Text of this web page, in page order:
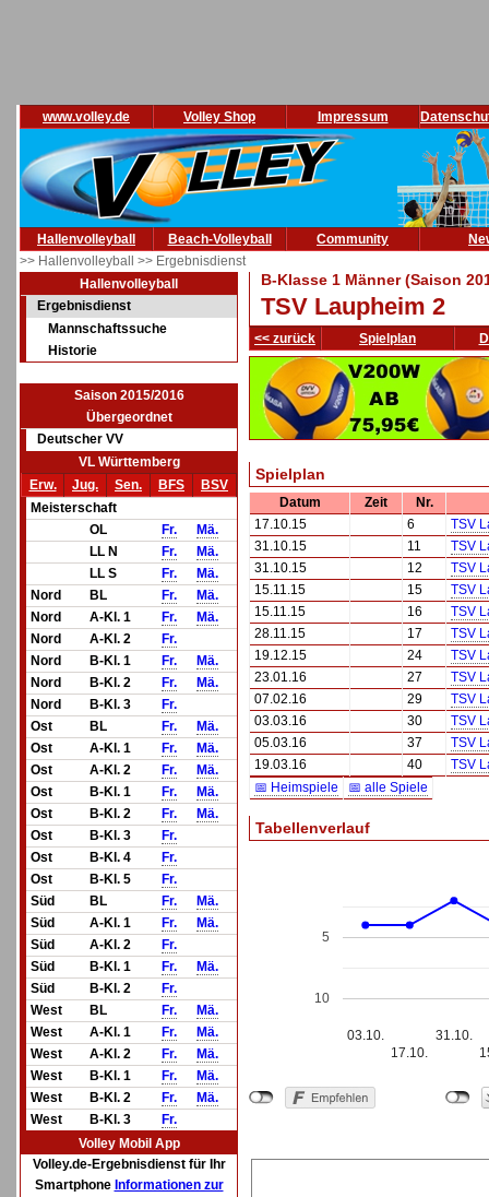
www.volley.de Volley Shop Impressum
Hallenvolleyball Beach-Volleyball Community
>> Hallenvolleyball >> Ergebnisdienst
Hallenvolleyball
Ergebnisdienst
Mannschaftssuche
Historie
Saison 2015/2016
Übergeordnet
Deutscher VV
VL Württemberg
Erw.
Jug. Sen. BFS
BSV
Meisterschaft
OL
Fr.
Mä.
LL N
Fr.
Mä.
LL S
Fr.
Mä.
Nord
BL Fr.
Mä.
Nord
A-Kl. 1 Fr.
Mä.
Nord
A-Kl. 2
Fr.
Nord
B-Kl. 1 Fr.
Mä.
Nord
B-Kl. 2 Fr.
Mä.
Nord
B-Kl. 3
Fr.
Ost
BL Fr.
Mä.
Ost
A-Kl. 1 Fr.
Mä.
Ost
A-Kl. 2 Fr.
Mä.
Ost
B-Kl. 1 Fr.
Mä.
Ost
B-Kl. 2 Fr.
Mä.
Ost
B-Kl. 3
Fr.
Ost
B-Kl. 4
Fr.
Ost
B-Kl. 5
Fr.
Süd
BL Fr.
Mä.
Süd
A-Kl. 1 Fr.
Mä.
Süd
A-Kl. 2
Fr.
Süd
B-Kl. 1 Fr.
Mä.
Süd
B-Kl. 2
Fr.
West
BL Fr.
Mä.
West
A-Kl. 1 Fr.
Mä.
West
A-Kl. 2 Fr.
Mä.
West
B-Kl. 1 Fr.
Mä.
West
B-Kl. 2 Fr.
Mä.
West
B-Kl. 3
Fr.
Volley Mobil App
Volley.de-Ergebnisdienst für Ihr
Smartphone Informationen zur
B-Klasse 1 Männer (Saison
TSV Laupheim 2
<< zurück Spielplan
Spielplan
Datum Zeit
Nr.
17.10.15
6
TSV
31.10.15
11
TSV
31.10.15
12
TSV
15.11.15
15
TSV
15.11.15
16
TSV
28.11.15
17
TSV
19.12.15
24
TSV
23.01.16
27
TSV
07.02.16
29
TSV
03.03.16
30
TSV
05.03.16
37
TSV
19.03.16
40
TSV
📅 Heimspiele
📅 alle Spiele
Tabellenverlauf
03.10.
17.10.
31.10.
5
10